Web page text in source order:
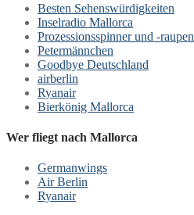
Besten Sehenswürdigkeiten
Inselradio Mallorca
Prozessionsspinner und -raupen
Petermännchen
Goodbye Deutschland
airberlin
Ryanair
Bierkönig Mallorca
Wer fliegt nach Mallorca
Germanwings
Air Berlin
Ryanair